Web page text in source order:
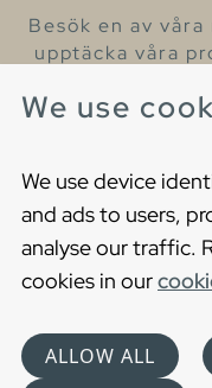
We use
We use device
and ads to users,
analyse our traffic.
cookies in our
ALLOW ALL
Besök en av
upptäcka våra
Cookies